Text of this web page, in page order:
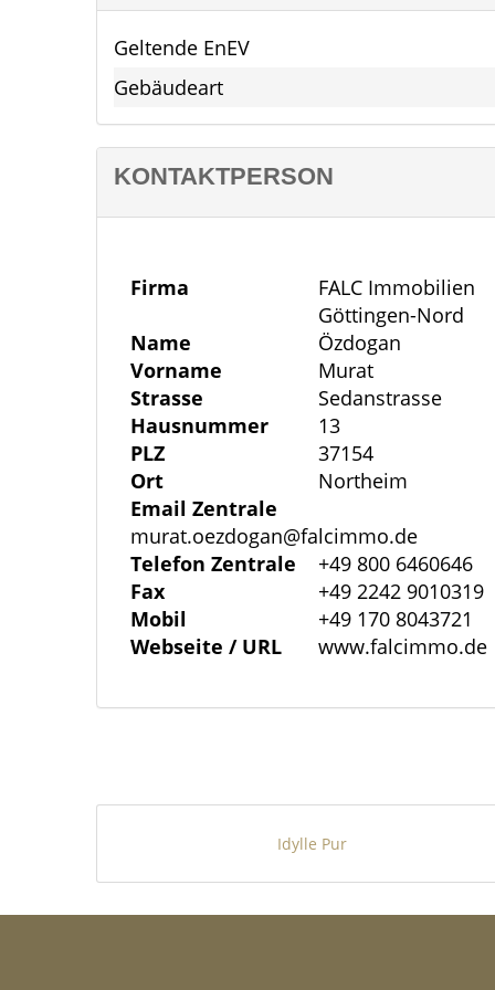
Die landschaftlich reizvolle Umgebung
vielfältigen Freizeitaktivitäten wie
bietet der Ort durch sein gepflegtes
- Baugebiet: Allgemeines Wohngebiet
- Bebaubar mit: Einzel- und
- Max. Geschossigkeit: 1 Vollgeschoss
- GRZ (Grundflächenzahl): 0,3
- GFZ (Geschossflächenzahl): 0,3
- Zulässige Dachformen: Satteldach,
- Zulässige Dachneigung: mind. 30°
- Zulässige Dachfarben: Rottöne bis
Besonderheiten
- Sofort bebaubar
- Keine Altlasten oder
- Gute Anbindung über Kreisstraße 108
- Kinderspielplatz in fußläufiger Nähe (ca.
Geltende EnEV
Gebäudeart
KONTAKTPERSON
Firma
FALC Immobilien
Göttingen-Nord
Name
Özdogan
Vorname
Murat
Strasse
Sedanstrasse
Hausnummer
13
PLZ
37154
Ort
Northeim
Email Zentrale
murat.oezdogan@falcimmo.de
Telefon Zentrale
+49 800 6460646
Fax
+49 2242 9010319
Mobil
+49 170 8043721
Webseite / URL
www.falcimmo.de
Idylle Pur